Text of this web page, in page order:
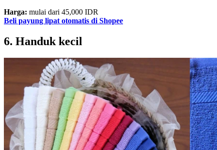
Harga: mulai dari 45,000 IDR
Beli payung lipat otomatis di Shopee
6. Handuk kecil